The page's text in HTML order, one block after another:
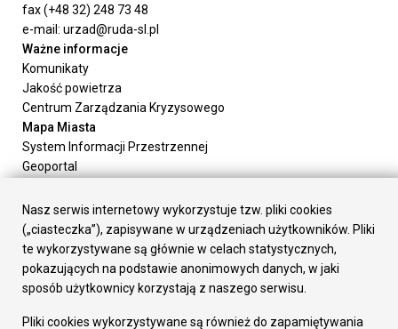
fax (+48 32) 248 73 48
e-mail: urzad@ruda-sl.pl
Ważne informacje
Komunikaty
Jakość powietrza
Centrum Zarządzania Kryzysowego
Mapa Miasta
System Informacji Przestrzennej
Geoportal
Załatw sprawę
Prezydent Miasta
Rada Miasta
Wydziały
Elektroniczna Skrzynka Podawcza
Gospodarka
Nasz serwis internetowy wykorzystuje tzw. pliki cookies
(„ciasteczka”), zapisywane w urządzeniach użytkowników. Pliki
te wykorzystywane są głównie w celach statystycznych,
pokazujących na podstawie anonimowych danych, w jaki
sposób użytkownicy korzystają z naszego serwisu.
Pliki cookies wykorzystywane są również do zapamiętywania